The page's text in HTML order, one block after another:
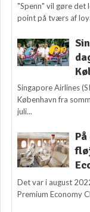
"Spenn" vil gøre det
point på tværs af
Singapore Airlines
København fra
juli...
Det var i august
Premium Economy